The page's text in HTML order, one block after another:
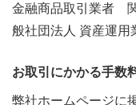
金融商品取引業者
般社団法人 資産運用
お取引にかかる手数
弊社ホームページに